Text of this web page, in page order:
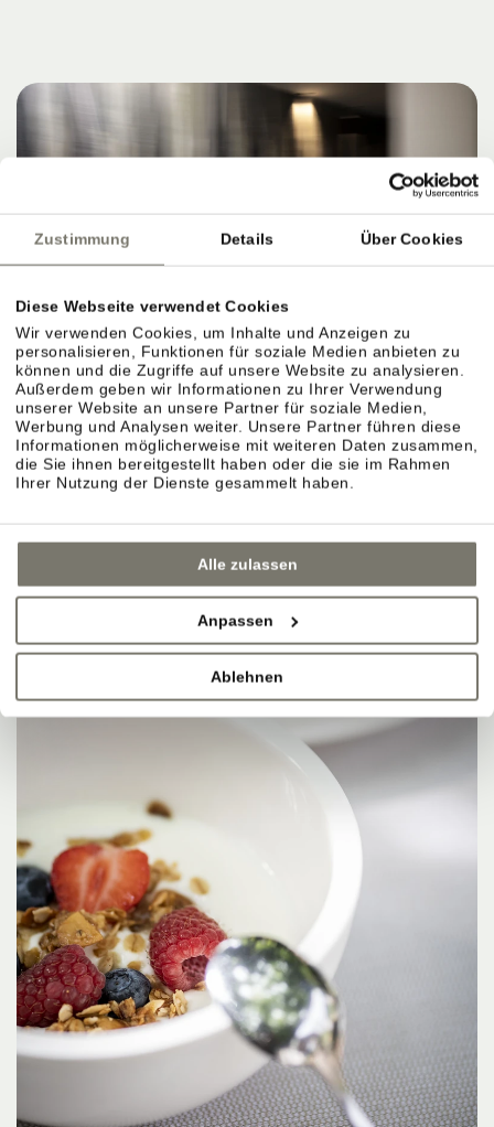
Zustimmung Details Über Cookies
Diese Webseite verwendet Cookies
Wir verwenden Cookies, um Inhalte und Anzeigen zu
personalisieren, Funktionen für soziale Medien anbieten zu
können und die Zugriffe auf unsere Website zu analysieren.
Außerdem geben wir Informationen zu Ihrer Verwendung
unserer Website an unsere Partner für soziale Medien,
Werbung und Analysen weiter. Unsere Partner führen diese
Informationen möglicherweise mit weiteren Daten zusammen,
die Sie ihnen bereitgestellt haben oder die sie im Rahmen
Ihrer Nutzung der Dienste gesammelt haben.
Alle zulassen
Anpassen
Ablehnen